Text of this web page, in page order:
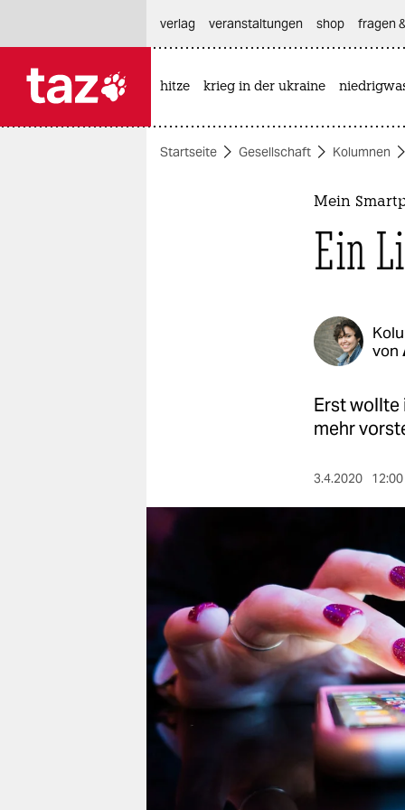
themen
verlag
veranstaltungen
shop
fragen & hilfe
unterstützen
abo
verlag
veranstaltungen shop fragen
hitze krieg in der ukraine
Startseite Gesellschaft Kolumnen
Mein
Ein
von
Erst wollte
mehr
3.4.2020